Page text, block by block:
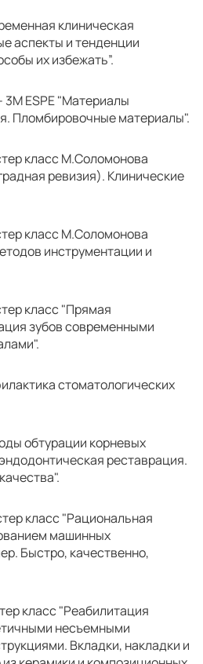
клиническая
аспекты и тенденции
их избежать”.
ESPE "Материалы
Пломбировочные материалы".
класс М.Соломонова
ревизия). Клинические
класс М.Соломонова
инструментации и
класс "Прямая
зубов современными
стоматологических
обтурации корневых
реставрация.
класс "Рациональная
машинных
Быстро, качественно,
класс "Реабилитация
несъемными
Вкладки, накладки и